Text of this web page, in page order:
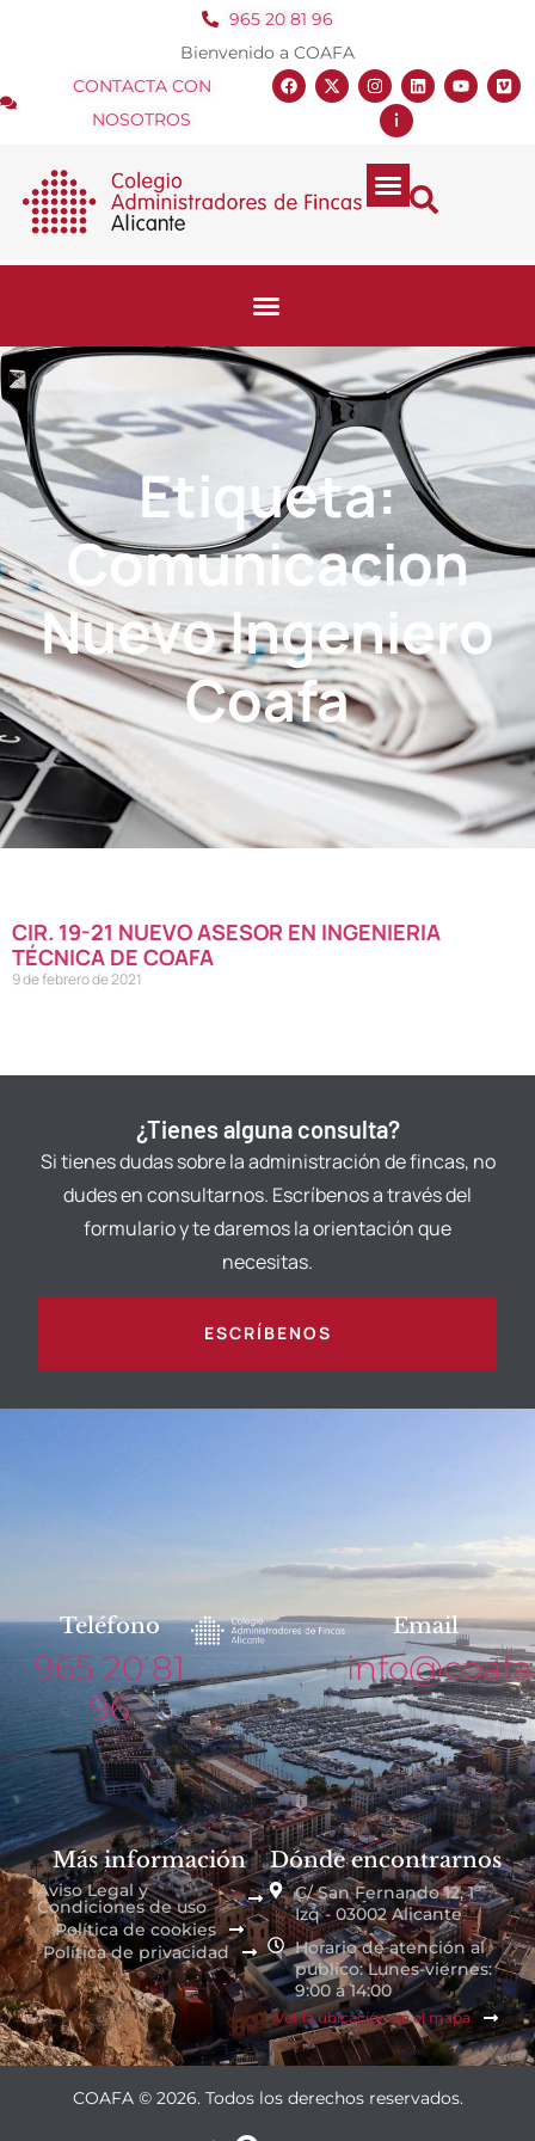
965 20 81 96
Bienvenido a COAFA
CONTACTA CON
NOSOTROS
Etiqueta:
Comunicacion
Nuevo Ingeniero
Coafa
CIR. 19-21 NUEVO ASESOR EN INGENIERIA
TÉCNICA DE COAFA
9 de febrero de 2021
¿Tienes alguna consulta?
Si tienes dudas sobre la administración de fincas, no
dudes en consultarnos. Escríbenos a través del
formulario y te daremos la orientación que
necesitas.
ESCRÍBENOS
Teléfono
965 20 81
96
Email
Más información
Aviso Legal y
Condiciones de uso
Política de cookies
Política de privacidad
Dónde encontrarnos
C/ San Fernando 12, 1º
Izq - 03002 Alicante
Horario de atención al
público: Lunes-viernes:
9:00 a 14:00
Ver la ubicación en el mapa
COAFA © 2026. Todos los derechos reservados.